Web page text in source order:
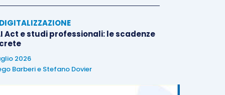
Act e studi professionali: le scadenze
2026
Barberie Stefano Dovier